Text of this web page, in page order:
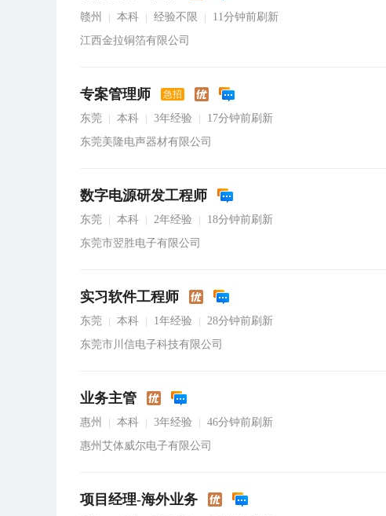
赣州 本科 经验不限
11分钟前刷新
江西金拉铜箔有限公司
专案管理师 急招
东莞 本科 3年经验
17分钟前刷新
东莞美隆电声器材有限公司
数字电源研发工程师
东莞 本科 2年经验
18分钟前刷新
东莞市翌胜电子有限公司
实习软件工程师
东莞 本科 1年经验
28分钟前刷新
东莞市川信电子科技有限公司
业务主管
惠州 本科 3年经验
46分钟前刷新
惠州艾体威尔电子有限公司
项目经理-海外业务